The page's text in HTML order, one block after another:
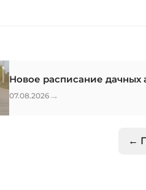
Новое расписание дачных
07.08.2026 →
←